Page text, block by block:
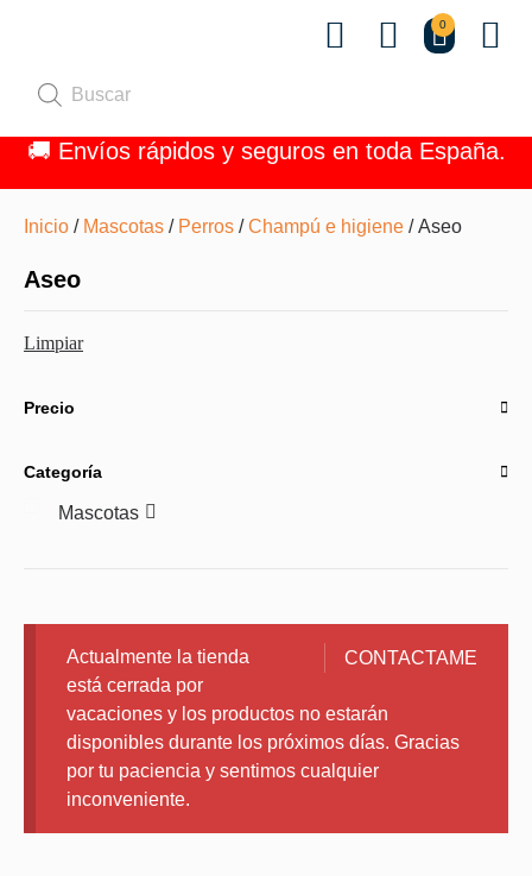
0
🚚 Envíos rápidos y seguros en toda España.
Inicio / Mascotas / Perros /Champú e higiene / Aseo
Aseo
Limpiar
Precio
Categoría
Mascotas
CONTACTAME
Actualmente la tienda
está cerrada por
vacaciones y los productos no estarán
disponibles durante los próximos días. Gracias
por tu paciencia y sentimos cualquier
inconveniente.